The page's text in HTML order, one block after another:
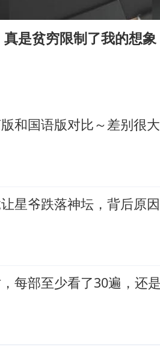
荆斩棘2026》名单
戏短剧已下架
情书》售后来了
、体质、幸福一脉相承
是贫穷限制了我的想象
和国语版对比～差别很
星爷跌落神坛，背后原
每部至少看了30遍，还